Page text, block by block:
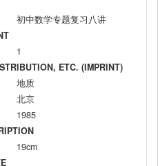
初中数学专题复习八讲
1
ETC. (IMPRINT)
地质
北京
1985
19cm